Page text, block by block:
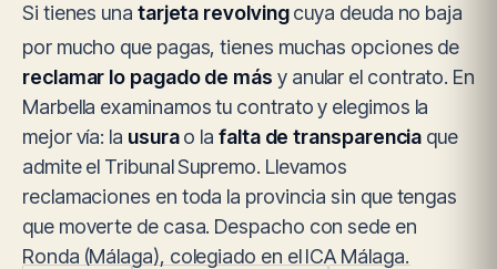
Si tienes una tarjeta revolvingcuya deuda no baja
por mucho que pagas, tienes muchas opciones de
reclamar lo pagado de más y anular el contrato. En
Marbella examinamos tu contrato y elegimos la
mejor vía: la usurao lafalta de transparencia que
admite el Tribunal Supremo. Llevamos
reclamaciones en toda la provincia sin que tengas
que moverte de casa. Despacho con sede en
Ronda (Málaga), colegiado en el ICA Málaga.